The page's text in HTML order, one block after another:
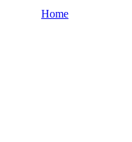
Home